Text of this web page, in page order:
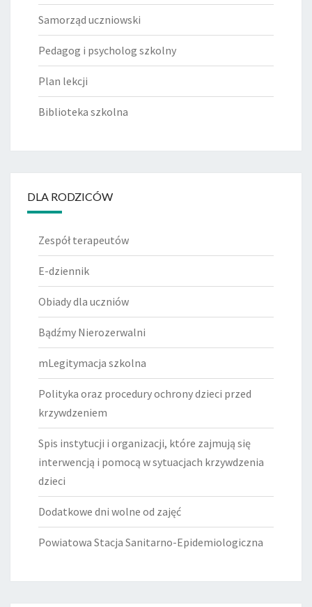
Samorząd uczniowski
Pedagog i psycholog szkolny
Plan lekcji
Biblioteka szkolna
DLA RODZICÓW
Zespół terapeutów
E-dziennik
Obiady dla uczniów
Bądźmy Nierozerwalni
mLegitymacja szkolna
Polityka oraz procedury ochrony dzieci przed
krzywdzeniem
Spis instytucji i organizacji, które zajmują się
interwencją i pomocą w sytuacjach krzywdzenia
dzieci
Dodatkowe dni wolne od zajęć
Powiatowa Stacja Sanitarno-Epidemiologiczna